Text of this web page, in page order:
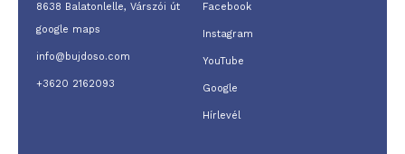
8638 Balatonlelle, Várszói út
google maps
info@bujdoso.com
+3620 2162093
Facebook
Instagram
YouTube
Google
Hírlevél